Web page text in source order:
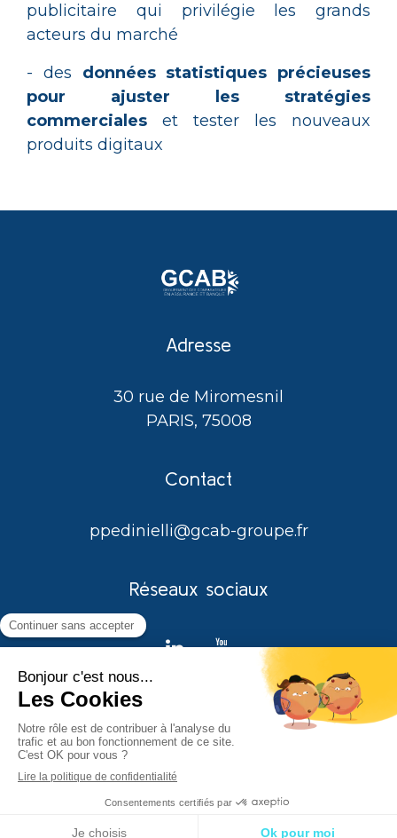
publicitaire qui privilégie les grands
acteurs du marché
- des données statistiques précieuses
pour ajuster les stratégies
commerciales et tester les nouveaux
produits digitaux
Adresse
30 rue de Miromesnil
PARIS, 75008
Contact
ppedinielli@gcab-groupe.fr
Réseaux sociaux
Mentions légales Cookies
Création et référencement du site par